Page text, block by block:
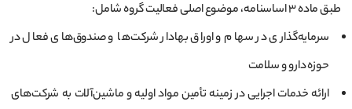
طبق ماده ۳ اساسنامه، موضوع اصلی فعالیت گروه شامل:
سرمایه‌گذاری در سهام و اوراق بهادار شرکت‌ها و صندوق‌های فعال در
حوزه دارو و سلامت
ارائه خدمات اجرایی در زمینه تأمین مواد اولیه و ماشین‌آلات به شرکت‌های